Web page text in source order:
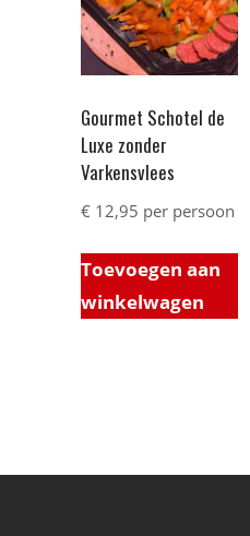
Gourmet Schotel de
Luxe zonder
Varkensvlees
€ 12,95 per persoon
Toevoegen aan
winkelwagen